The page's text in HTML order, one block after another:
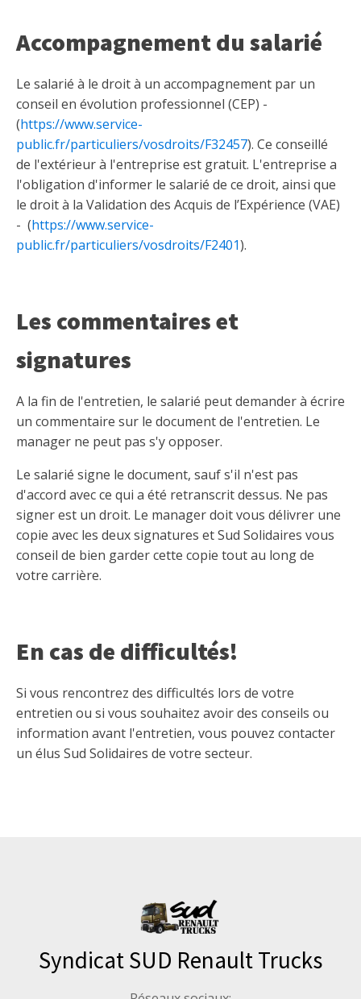
Accompagnement du salarié
Le salarié à le droit à un accompagnement par un
conseil en évolution professionnel (CEP) -
(https://www.service-
public.fr/particuliers/vosdroits/F32457). Ce conseillé
de l'extérieur à l'entreprise est gratuit. L'entreprise a
l'obligation d'informer le salarié de ce droit, ainsi que
le droit à la Validation des Acquis de l’Expérience (VAE)
- (https://www.service-
public.fr/particuliers/vosdroits/F2401).
Les commentaires et
signatures
A la fin de l'entretien, le salarié peut demander à écrire
un commentaire sur le document de l'entretien. Le
manager ne peut pas s'y opposer.
Le salarié signe le document, sauf s'il n'est pas
d'accord avec ce qui a été retranscrit dessus. Ne pas
signer est un droit. Le manager doit vous délivrer une
copie avec les deux signatures et Sud Solidaires vous
conseil de bien garder cette copie tout au long de
votre carrière.
En cas de difficultés!
Si vous rencontrez des difficultés lors de votre
entretien ou si vous souhaitez avoir des conseils ou
information avant l'entretien, vous pouvez contacter
un élus Sud Solidaires de votre secteur.
Syndicat SUD Renault Trucks